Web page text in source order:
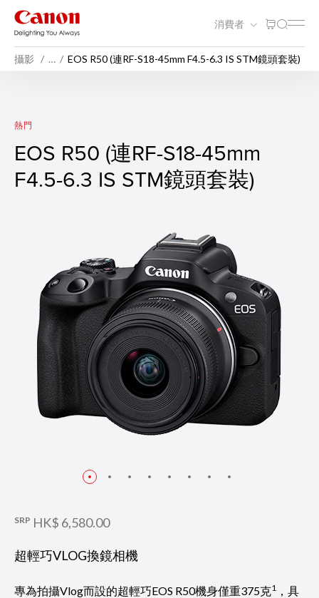
消費者
攝影 … EOS R50 (連RF-S18-45mm F4.5-6.3 IS STM鏡頭套裝)
EOS R50 (機身)
熱門
EOS R50 (連RF-S18-45mm
F4.5-6.3 IS STM鏡頭套裝)
SRP HK$ 6,580.00
超輕巧VLOG換鏡相機
專為拍攝Vlog而設的超輕巧EOS R50機身僅重375克1
，具